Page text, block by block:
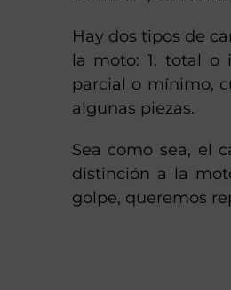
Hay dos tipos de
la moto: 1. total o
parcial o mínimo,
algunas piezas.
Sea como sea, el
distinción a la
golpe, queremos